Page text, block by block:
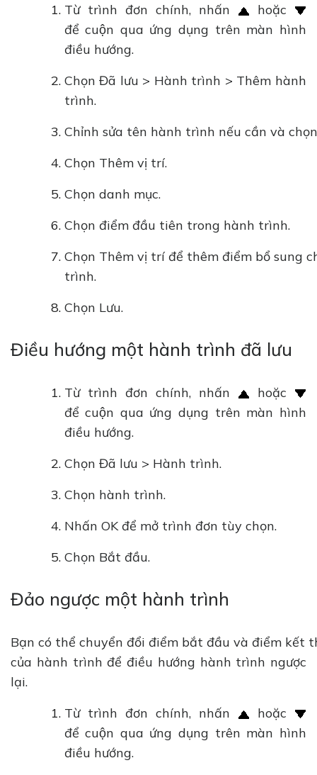
Từ trình đơn chính, nhấn
hoặc
để cuộn qua ứng dụng trên màn hình
điều hướng.
Chọn Đã lưu > Hành trình > Thêm hành
trình.
Chỉnh sửa tên hành trình nếu cần và
Chọn Thêm vị trí.
Chọn danh mục.
Chọn điểm đầu tiên trong hành trình.
Chọn Thêm vị trí để thêm điểm bổ sung
trình.
Chọn Lưu.
Điều hướng một hành trình đã lưu
Từ trình đơn chính, nhấn
hoặc
để cuộn qua ứng dụng trên màn hình
điều hướng.
Chọn Đã lưu > Hành trình.
Chọn hành trình.
Nhấn OK để mở trình đơn tùy chọn.
Chọn Bắt đầu.
Đảo ngược một hành trình
Bạn có thể chuyển đổi điểm bắt đầu và điểm kết
của hành trình để điều hướng hành trình ngược
lại.
Từ trình đơn chính, nhấn
hoặc
để cuộn qua ứng dụng trên màn hình
điều hướng.